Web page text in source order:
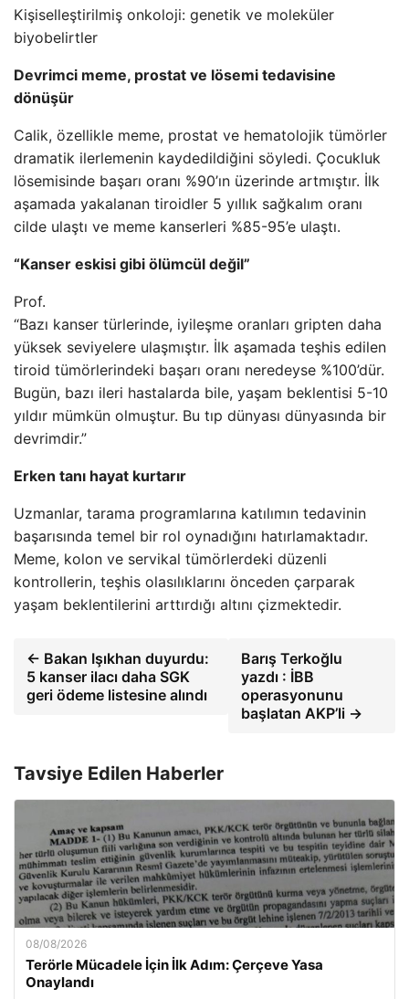
Kişiselleştirilmiş onkoloji: genetik ve moleküler
biyobelirtler
Devrimci meme, prostat ve lösemi tedavisine
dönüşür
Calik, özellikle meme, prostat ve hematolojik tümörler
dramatik ilerlemenin kaydedildiğini söyledi. Çocukluk
lösemisinde başarı oranı %90’ın üzerinde artmıştır. İlk
aşamada yakalanan tiroidler 5 yıllık sağkalım oranı
cilde ulaştı ve meme kanserleri %85-95’e ulaştı.
“Kanser eskisi gibi ölümcül değil”
Prof.
“Bazı kanser türlerinde, iyileşme oranları gripten daha
yüksek seviyelere ulaşmıştır. İlk aşamada teşhis edilen
tiroid tümörlerindeki başarı oranı neredeyse %100’dür.
Bugün, bazı ileri hastalarda bile, yaşam beklentisi 5-10
yıldır mümkün olmuştur. Bu tıp dünyası dünyasında bir
devrimdir.”
Erken tanı hayat kurtarır
Uzmanlar, tarama programlarına katılımın tedavinin
başarısında temel bir rol oynadığını hatırlamaktadır.
Meme, kolon ve servikal tümörlerdeki düzenli
kontrollerin, teşhis olasılıklarını önceden çarparak
yaşam beklentilerini arttırdığı altını çizmektedir.
← Bakan Işıkhan duyurdu:
5 kanser ilacı daha SGK
geri ödeme listesine alındı
Barış Terkoğlu
yazdı : İBB
operasyonunu
başlatan AKP’li →
Tavsiye Edilen Haberler
08/08/2026
Terörle Mücadele İçin İlk Adım: Çerçeve Yasa
Onaylandı